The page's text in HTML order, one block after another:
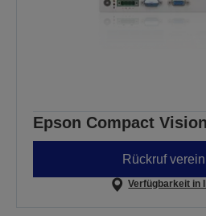
Epson Compact
Rückruf
Verfügbarkeit in